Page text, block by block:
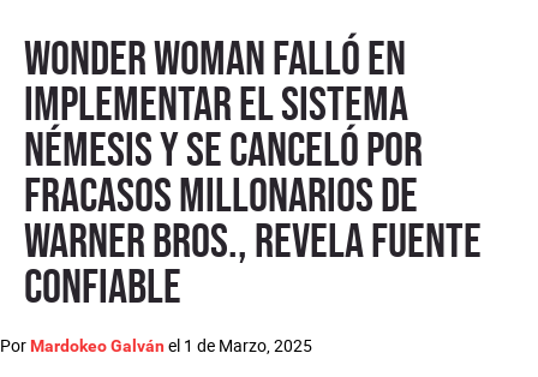
Wonder Woman falló en
implementar el sistema
Némesis y se canceló por
fracasos millonarios de
Warner Bros., revela fuente
confiable
Por Mardokeo Galván el 1 de Marzo, 2025